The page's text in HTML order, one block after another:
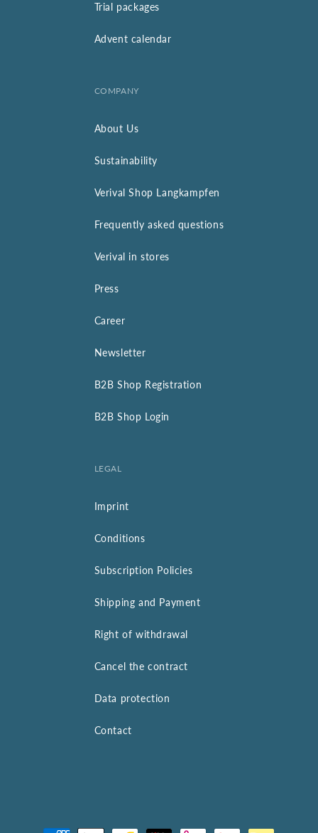
Trial packages
Advent calendar
COMPANY
About Us
Sustainability
Verival Shop Langkampfen
Frequently asked questions
Verival in stores
Press
Career
Newsletter
B2B Shop Registration
B2B Shop Login
LEGAL
Imprint
Conditions
Subscription Policies
Shipping and Payment
Right of withdrawal
Cancel the contract
Data protection
Contact
Payment